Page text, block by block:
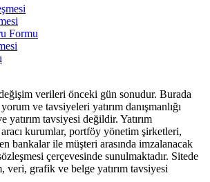
Formu
verileri önceki gün sonudur. Burada
ve tavsiyeleri yatırım danışmanlığı
yatırım tavsiyesi değildir. Yatırım
aracı kurumlar, portföy yönetim şirketleri,
bankalar ile müşteri arasında imzalanacak
çerçevesinde sunulmaktadır. Sitede
veri, grafik ve belge yatırım tavsiyesi